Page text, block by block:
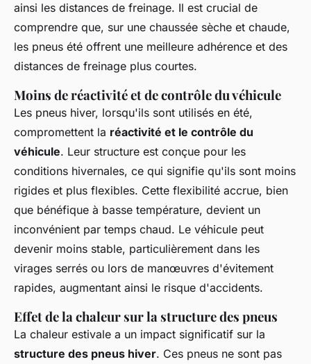
ainsi les distances de freinage. Il est crucial de
comprendre que, sur une chaussée sèche et chaude,
les pneus été offrent une meilleure adhérence et des
distances de freinage plus courtes.
Moins de réactivité et de contrôle du véhicule
Les pneus hiver, lorsqu'ils sont utilisés en été,
compromettent la réactivité et le contrôle du
véhicule. Leur structure est conçue pour les
conditions hivernales, ce qui signifie qu'ils sont moins
rigides et plus flexibles. Cette flexibilité accrue, bien
que bénéfique à basse température, devient un
inconvénient par temps chaud. Le véhicule peut
devenir moins stable, particulièrement dans les
virages serrés ou lors de manœuvres d'évitement
rapides, augmentant ainsi le risque d'accidents.
Effet de la chaleur sur la structure des pneus
La chaleur estivale a un impact significatif sur la
structure des pneus hiver. Ces pneus ne sont pas